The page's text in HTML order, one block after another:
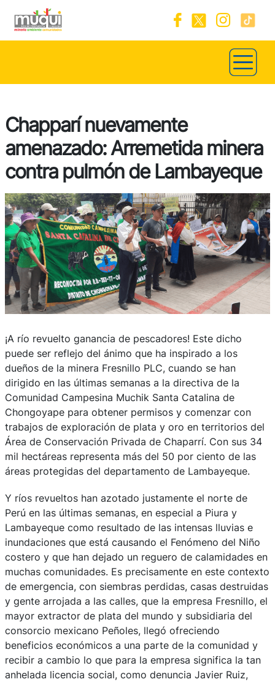
Chapparí nuevamente
amenazado: Arremetida minera
contra pulmón de Lambayeque
¡A río revuelto ganancia de pescadores! Este dicho
puede ser reflejo del ánimo que ha inspirado a los
dueños de la minera Fresnillo PLC, cuando se han
dirigido en las últimas semanas a la directiva de la
Comunidad Campesina Muchik Santa Catalina de
Chongoyape para obtener permisos y comenzar con
trabajos de exploración de plata y oro en territorios del
Área de Conservación Privada de Chaparrí. Con sus 34
mil hectáreas representa más del 50 por ciento de las
áreas protegidas del departamento de Lambayeque.
Y ríos revueltos han azotado justamente el norte de
Perú en las últimas semanas, en especial a Piura y
Lambayeque como resultado de las intensas lluvias e
inundaciones que está causando el Fenómeno del Niño
costero y que han dejado un reguero de calamidades en
muchas comunidades. Es precisamente en este contexto
de emergencia, con siembras perdidas, casas destruidas
y gente arrojada a las calles, que la empresa Fresnillo, el
mayor extractor de plata del mundo y subsidiaria del
consorcio mexicano Peñoles, llegó ofreciendo
beneficios económicos a una parte de la comunidad y
recibir a cambio lo que para la empresa significa la tan
anhelada licencia social, como denuncia Javier Ruiz,